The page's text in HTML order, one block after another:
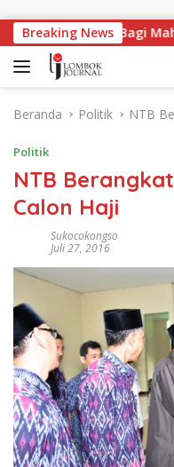
Breaking News
Kerja Bagi
Beranda Politik NTB
Politik
NTB
Calon Haji
Sukocokongso
Juli 27, 2016